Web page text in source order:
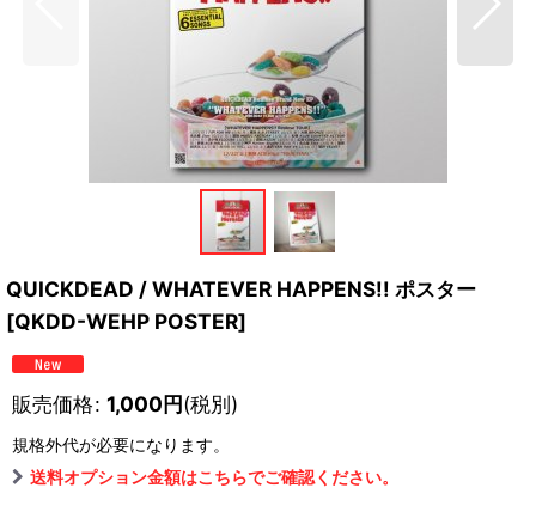
QUICKDEAD / WHATEVER HAPPENS!! ポスター
[QKDD-WEHP POSTER]
販売価格: 1,000円(税別)
規格外代が必要になります。
送料オプション金額はこちらでご確認ください。